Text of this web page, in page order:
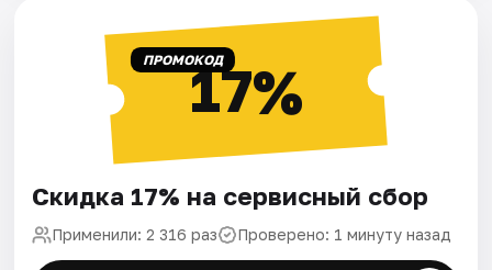
ПРОМОКОД17%
Скидка 17% на сервисный сбор
Применили: 2 316 раз Проверено: 1 минуту назад